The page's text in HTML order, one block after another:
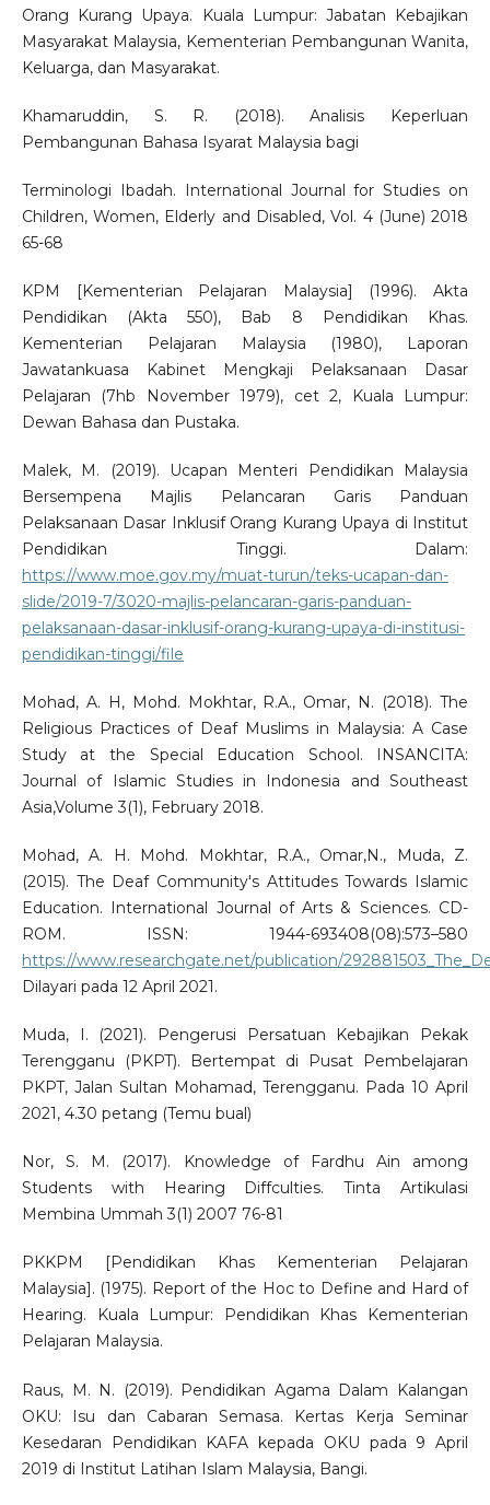
Orang Kurang Upaya. Kuala Lumpur: Jabatan Kebajikan
Masyarakat Malaysia, Kementerian Pembangunan Wanita,
Keluarga, dan Masyarakat.
Khamaruddin, S. R. (2018). Analisis Keperluan
Pembangunan Bahasa Isyarat Malaysia bagi
Terminologi Ibadah. International Journal for Studies on
Children, Women, Elderly and Disabled, Vol. 4 (June) 2018
65-68
KPM [Kementerian Pelajaran Malaysia] (1996). Akta
Pendidikan (Akta 550), Bab 8 Pendidikan Khas.
Kementerian Pelajaran Malaysia (1980), Laporan
Jawatankuasa Kabinet Mengkaji Pelaksanaan Dasar
Pelajaran (7hb November 1979), cet 2, Kuala Lumpur:
Dewan Bahasa dan Pustaka.
Malek, M. (2019). Ucapan Menteri Pendidikan Malaysia
Bersempena Majlis Pelancaran Garis Panduan
Pelaksanaan Dasar Inklusif Orang Kurang Upaya di Institut
Pendidikan Tinggi. Dalam:
https://www.moe.gov.my/muat-turun/teks-ucapan-dan-
slide/2019-7/3020-majlis-pelancaran-garis-panduan-
pelaksanaan-dasar-inklusif-orang-kurang-upaya-di-institusi-
pendidikan-tinggi/file
Mohad, A. H, Mohd. Mokhtar, R.A., Omar, N. (2018). The
Religious Practices of Deaf Muslims in Malaysia: A Case
Study at the Special Education School. INSANCITA:
Journal of Islamic Studies in Indonesia and Southeast
Asia,Volume 3(1), February 2018.
Mohad, A. H. Mohd. Mokhtar, R.A., Omar,N., Muda, Z.
(2015). The Deaf Community's Attitudes Towards Islamic
Education. International Journal of Arts & Sciences. CD-
ROM. ISSN: 1944-693408(08):573–580
https://www.researchgate.net/publication/
Dilayari pada 12 April 2021.
Muda, I. (2021). Pengerusi Persatuan Kebajikan Pekak
Terengganu (PKPT). Bertempat di Pusat Pembelajaran
PKPT, Jalan Sultan Mohamad, Terengganu. Pada 10 April
2021, 4.30 petang (Temu bual)
Nor, S. M. (2017). Knowledge of Fardhu Ain among
Students with Hearing Diffculties. Tinta Artikulasi
Membina Ummah 3(1) 2007 76-81
PKKPM [Pendidikan Khas Kementerian Pelajaran
Malaysia]. (1975). Report of the Hoc to Define and Hard of
Hearing. Kuala Lumpur: Pendidikan Khas Kementerian
Pelajaran Malaysia.
Raus, M. N. (2019). Pendidikan Agama Dalam Kalangan
OKU: Isu dan Cabaran Semasa. Kertas Kerja Seminar
Kesedaran Pendidikan KAFA kepada OKU pada 9 April
2019 di Institut Latihan Islam Malaysia, Bangi.